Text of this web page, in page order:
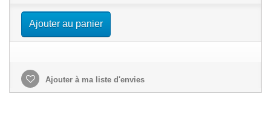
Ajouter au panier
Ajouter à ma liste d'envies